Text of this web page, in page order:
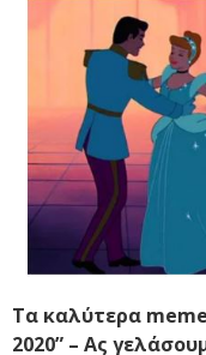
Τα καλύτερα
2020” – Ας